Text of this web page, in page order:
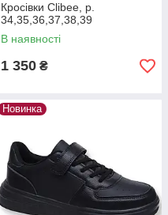
Кросівки Clibee, р.
34,35,36,37,38,39
В наявності
1 350 ₴
Новинка